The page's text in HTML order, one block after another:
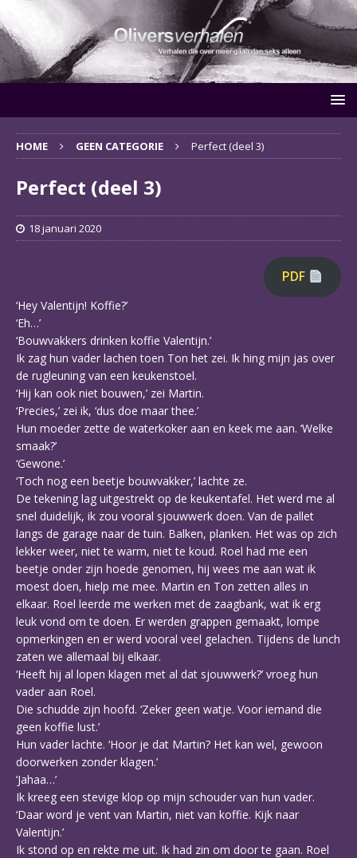
HOME GEEN CATEGORIE Perfect (deel 3)
Perfect (deel 3)
18 januari 2020
PDF
‘Hey Valentijn! Koffie?’
‘Eh…’
‘Bouwvakkers drinken koffie Valentijn.’
Ik zag hun vader lachen toen Ton het zei. Ik hing mijn jas over
de rugleuning van een keukenstoel.
‘Hij kan ook niet bouwen,’ zei Martin.
‘Precies,’ zei ik, ‘dus doe maar thee.’
Hun moeder zette de waterkoker aan en keek me aan. ‘Welke
smaak?’
‘Gewone.’
‘Toch nog een beetje bouwvakker,’ lachte ze.
De tekening lag uitgestrekt op de keukentafel. Het werd me al
snel duidelijk, ik zou vooral sjouwwerk doen. Van de pallet
langs de garage naar de tuin. Balken, planken. Het was op zich
lekker weer, niet te warm, niet te koud. Roel had me een
beetje onder zijn hoede genomen, hij wees me aan wat ik
moest doen, hielp me mee. Martin en Ton zetten alles in
elkaar. Roel leerde me werken met de zaagbank, wat ik erg
leuk vond om te doen. Er werden grappen gemaakt, lompe
opmerkingen en er werd vooral veel gelachen. Tijdens de lunch
zaten we allemaal bij elkaar.
‘Heeft hij al lopen klagen met al dat sjouwwerk?’ vroeg hun
vader aan Roel.
Die schudde zijn hoofd. ‘Zeker geen watje. Voor iemand die
geen koffie lust.’
Hun vader lachte. ‘Hoor je dat Martin? Het kan wel, gewoon
doorwerken zonder klagen.’
‘Jahaa…’
Ik kreeg een stevige klop op mijn schouder van hun vader.
‘Daar word je vent van Martin, niet van koffie. Kijk naar
Valentijn.’
Ik stond op en rekte me uit. Ik had zin om door te gaan. Roel